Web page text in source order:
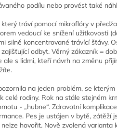
podílu nebo provést také
tráví pomocí mikroflóry v
vedoucí ke snížení užitkovosti
silně koncentrované trávící šťávy.
odbyt. Věrný zákazník =
ale s lidmi, kteří návrh na změnu
na jeden problém, se
celé rodiny. Rok na stále stejném
- „hubne“. Zdravotní
Pes je ustájen v bytě, zátěží
hovořit. Nově zvolená